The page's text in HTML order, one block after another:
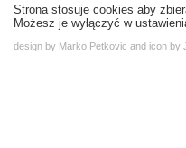
Strona stosuje cookies aby
Możesz je wyłączyć w
design by Marko Petkovic and icon by